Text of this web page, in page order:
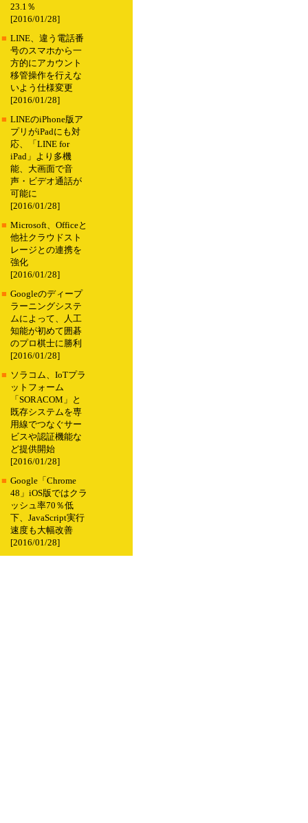
23.1％
[2016/01/28]
■ LINE、違う電話番
号のスマホから一
方的にアカウント
移管操作を行えな
いよう仕様変更
[2016/01/28]
■ LINEのiPhone版ア
プリがiPadにも対
応、「LINE for
iPad」より多機
能、大画面で音
声・ビデオ通話が
可能に
[2016/01/28]
■ Microsoft、Officeと
他社クラウドスト
レージとの連携を
強化
[2016/01/28]
■ Googleのディープ
ラーニングシステ
ムによって、人工
知能が初めて囲碁
のプロ棋士に勝利
[2016/01/28]
■ ソラコム、IoTプラ
ットフォーム
「SORACOM」と
既存システムを専
用線でつなぐサー
ビスや認証機能な
ど提供開始
[2016/01/28]
■ Google「Chrome
48」iOS版ではクラ
ッシュ率70％低
下、JavaScript実行
速度も大幅改善
[2016/01/28]